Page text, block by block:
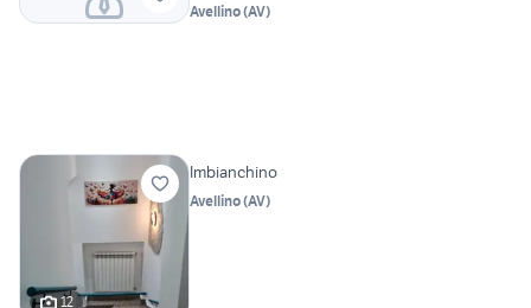
Avellino(AV)
12
Imbianchino
Avellino(AV)